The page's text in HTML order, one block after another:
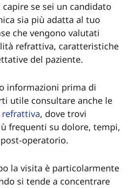
se sei un candidato
sia più adatta al tuo
che vengono valutati
refrattiva, caratteristiche
del paziente.
informazioni prima di
utile consultare anche le
refrattiva, dove trovi
frequenti su dolore, tempi,
operatorio.
la visita è particolarmente
si tende a concentrare